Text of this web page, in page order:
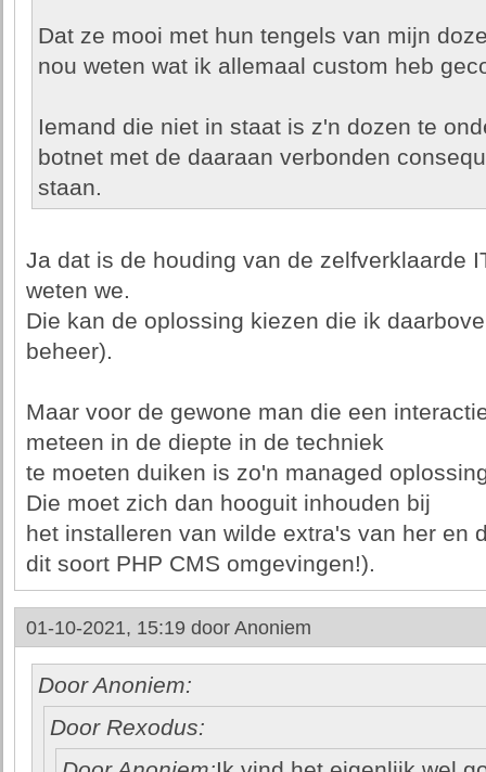
Dat ze mooi met hun tengels van mijn
nou weten wat ik allemaal custom heb
Iemand die niet in staat is z'n dozen te
botnet met de daaraan verbonden
staan.
Ja dat is de houding van de zelfverklaarde
weten we.
Die kan de oplossing kiezen die ik
beheer).
Maar voor de gewone man die een
meteen in de diepte in de techniek
te moeten duiken is zo'n managed
Die moet zich dan hooguit inhouden bij
het installeren van wilde extra's van her en
dit soort PHP CMS omgevingen!).
01-10-2021, 15:19 door Anoniem
Door Anoniem:
Door Rexodus: